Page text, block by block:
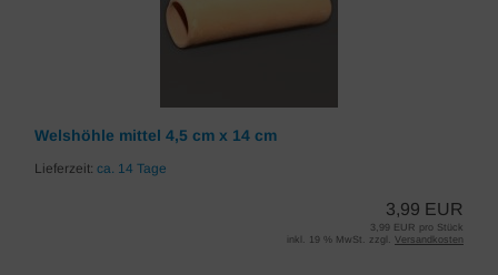
Welshöhle mittel 4,5 cm x 14 cm
Lieferzeit: ca. 14 Tage
3,99 EUR
3,99 EUR pro Stück
inkl. 19 % MwSt. zzgl. Versandkosten